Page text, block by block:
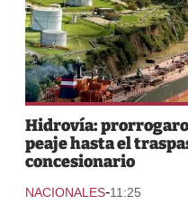
Hidrovía:
peaje hasta el
concesionario
NACIONALES-11:25